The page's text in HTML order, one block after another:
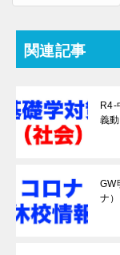
関連記事
R4-
義
GW
ナ